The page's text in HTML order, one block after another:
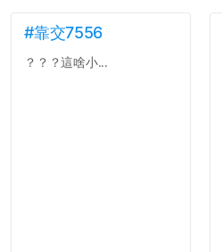
#靠交7556
？？？這啥小...